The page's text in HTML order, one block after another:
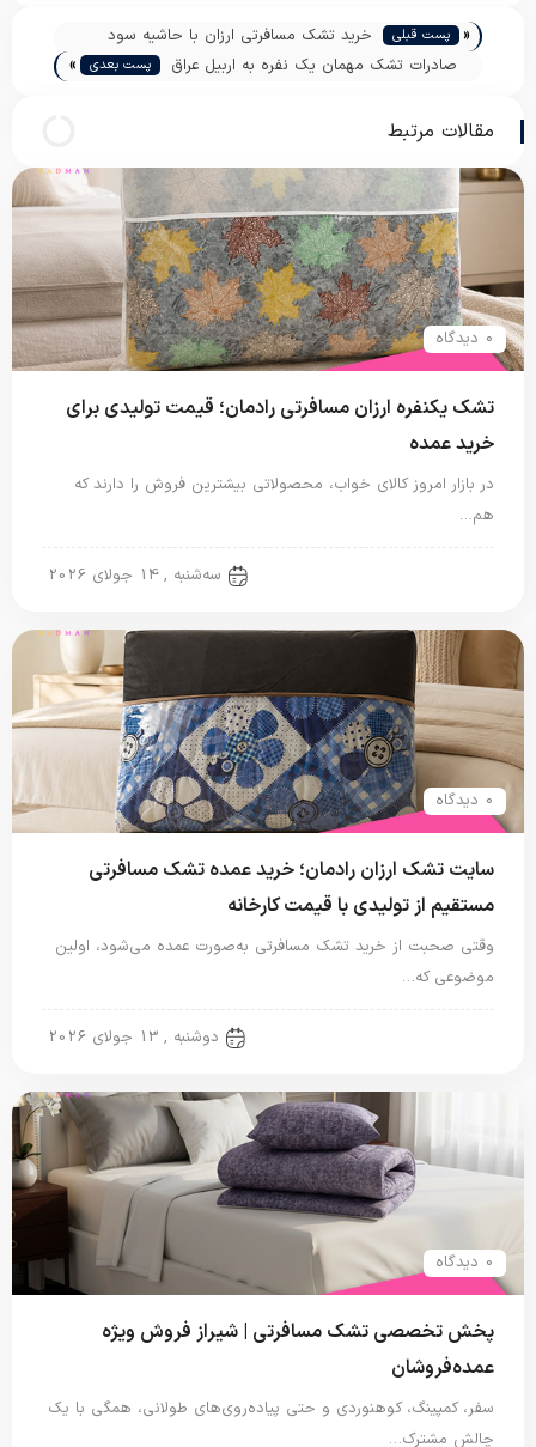
« پست قبلی
خرید تشک مسافرتی ارزان با حاشیه سود
مناسب
صادرات تشک مهمان یک نفره به اربیل عراق پست بعدی »
مقالات مرتبط
0 دیدگاه
تشک یکنفره ارزان مسافرتی رادمان؛ قیمت تولیدی برای
خرید عمده
در بازار امروز کالای خواب، محصولاتی بیشترین فروش را دارند که
هم…
سه‌شنبه , 14 جولای 2026
0 دیدگاه
سایت تشک ارزان رادمان؛ خرید عمده تشک مسافرتی
مستقیم از تولیدی با قیمت کارخانه
وقتی صحبت از خرید تشک مسافرتی به‌صورت عمده می‌شود، اولین
موضوعی که…
دوشنبه , 13 جولای 2026
0 دیدگاه
پخش تخصصی تشک مسافرتی | شیراز فروش ویژه
عمده‌فروشان
سفر، کمپینگ، کوهنوردی و حتی پیاده‌روی‌های طولانی، همگی با یک
چالش مشترک…